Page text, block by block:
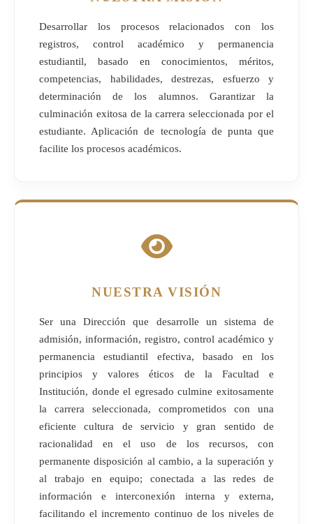
Desarrollar los procesos relacionados con los
registros, control académico y permanencia
estudiantil, basado en conocimientos, méritos,
competencias, habilidades, destrezas, esfuerzo y
determinación de los alumnos. Garantizar la
culminación exitosa de la carrera seleccionada por el
estudiante. Aplicación de tecnología de punta que
facilite los procesos académicos.
NUESTRA VISIÓN
Ser una Dirección que desarrolle un sistema de
admisión, información, registro, control académico y
permanencia estudiantil efectiva, basado en los
principios y valores éticos de la Facultad e
Institución, donde el egresado culmine exitosamente
la carrera seleccionada, comprometidos con una
eficiente cultura de servicio y gran sentido de
racionalidad en el uso de los recursos, con
permanente disposición al cambio, a la superación y
al trabajo en equipo; conectada a las redes de
información e interconexión interna y externa,
facilitando el incremento continuo de los niveles de